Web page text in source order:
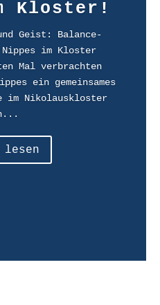
Kloster!
Geist: Balance-
Nippes im Kloster
Mal verbrachten
ein gemeinsames
im Nikolauskloster
lesen